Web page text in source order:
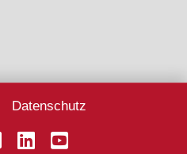
Datenschutz